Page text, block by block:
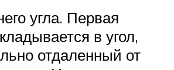
угла. Первая
в угол,
отдаленный от